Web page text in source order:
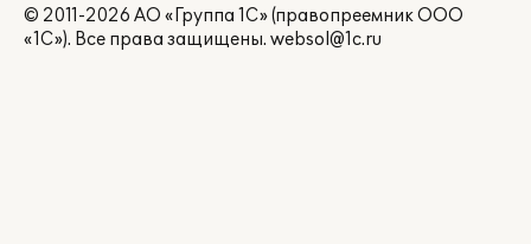
© 2011-2026 АО «Группа 1С» (правопреемник ООО
«1С»). Все права защищены. websol@1c.ru